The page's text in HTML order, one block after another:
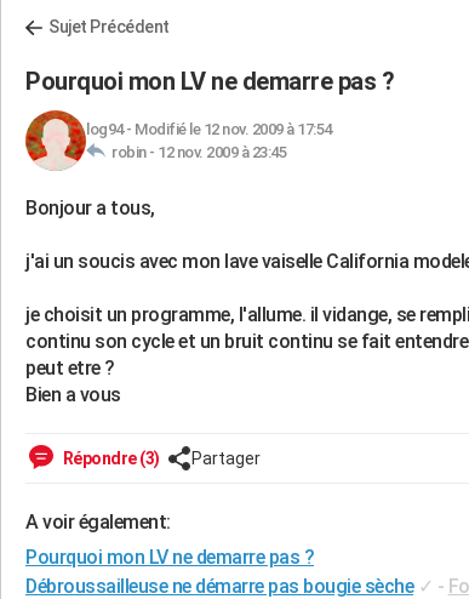
Sujet Précédent
Pourquoi mon LV ne demarre pas ?
log94- Modifié le 12 nov. 2009 à 17:54
robin - 12 nov. 2009 à 23:45
Bonjour a tous,
j'ai un soucis avec mon lave vaiselle California
je choisit un programme, l'allume. il vidange, se
continu son cycle et un bruit continu se fait
peut etre ?
Bien a vous
Répondre (3) Partager
A voir également:
Pourquoi mon LV ne demarre pas ?
Débroussailleuse ne démarre pas bougie sèche ✓ -